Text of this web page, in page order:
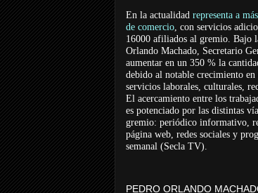
En la actualidad representa a
de comercio, con servicios
16000 afiliados al gremio. Bajo
Orlando Machado, Secretario
aumentar en un 350 % la
debido al notable crecimiento
servicios laborales, culturales,
El acercamiento entre los
es potenciado por las distintas
gremio: periódico informativo,
página web, redes sociales y
semanal (Secla TV).
PEDRO ORLANDO